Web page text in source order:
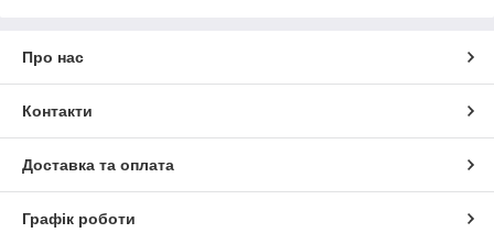
Про нас
Контакти
Доставка та оплата
Графік роботи